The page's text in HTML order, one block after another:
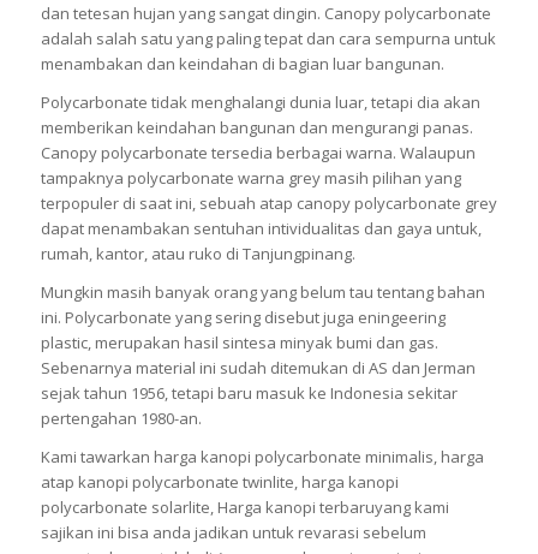
dan tetesan hujan yang sangat dingin. Canopy polycarbonate
adalah salah satu yang paling tepat dan cara sempurna untuk
menambakan dan keindahan di bagian luar bangunan.
Polycarbonate tidak menghalangi dunia luar, tetapi dia akan
memberikan keindahan bangunan dan mengurangi panas.
Canopy polycarbonate tersedia berbagai warna. Walaupun
tampaknya polycarbonate warna grey masih pilihan yang
terpopuler di saat ini, sebuah atap canopy polycarbonate grey
dapat menambakan sentuhan intividualitas dan gaya untuk,
rumah, kantor, atau ruko di Tanjungpinang.
Mungkin masih banyak orang yang belum tau tentang bahan
ini. Polycarbonate yang sering disebut juga eningeering
plastic, merupakan hasil sintesa minyak bumi dan gas.
Sebenarnya material ini sudah ditemukan di AS dan Jerman
sejak tahun 1956, tetapi baru masuk ke Indonesia sekitar
pertengahan 1980-an.
Kami tawarkan harga kanopi polycarbonate minimalis, harga
atap kanopi polycarbonate twinlite, harga kanopi
polycarbonate solarlite, Harga kanopi terbaruyang kami
sajikan ini bisa anda jadikan untuk revarasi sebelum